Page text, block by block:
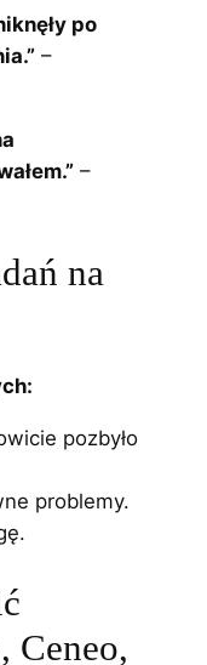
po
–
–
na
pozbyło
problemy.
Ceneo,